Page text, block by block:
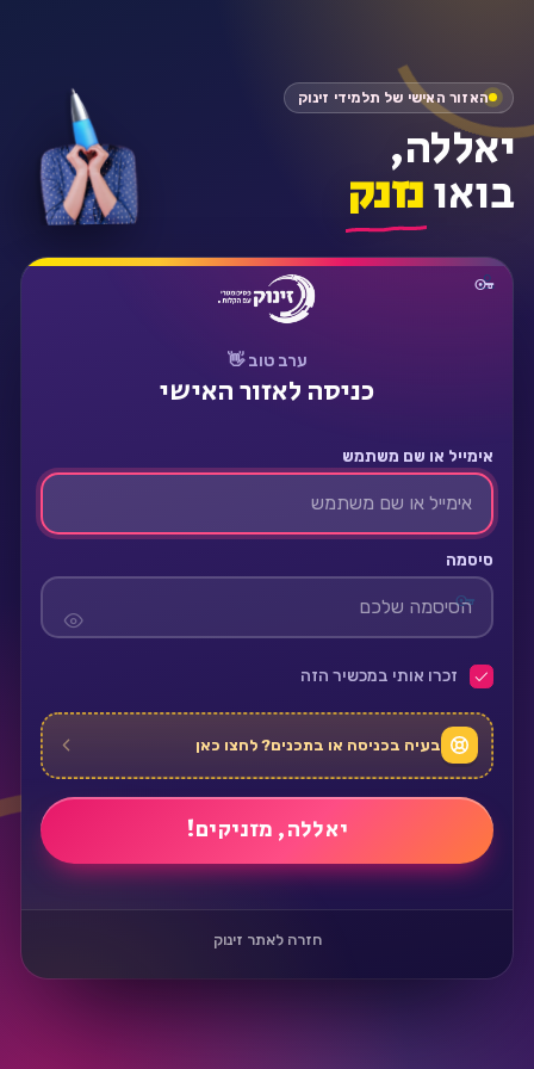
ערב טוב 👋
כניסה לאזור האישי
אימייל או שם משתמש
סיסמה
זכרו אותי במכשיר הזה
בעיה בכניסה או בתכנים? לחצו כאן
חזרה לאתר זינוק
האזור האישי של תלמידי זינוק
יאללה,
בואונזנק